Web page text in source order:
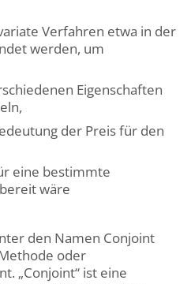
Verfahren etwa in der
werden, um
Eigenschaften
der Preis für den
eine bestimmte
wäre
den Namen Conjoint
oder
„Conjoint“ ist eine